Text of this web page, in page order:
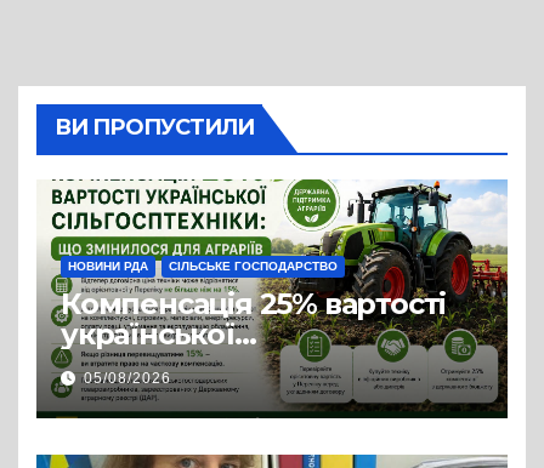
ВИ ПРОПУСТИЛИ
НОВИНИ РДА СІЛЬСЬКЕ ГОСПОДАРСТВО
Компенсація 25% вартості
української
сільгосптехніки: що
змінилося для аграріїв
05/08/2026